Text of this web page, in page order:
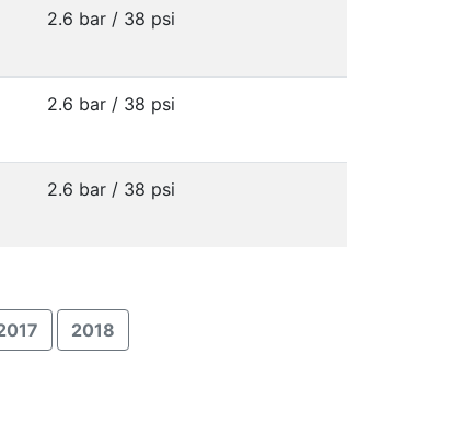
2.6 bar / 38 psi
2.6 bar / 38 psi
2.6 bar / 38 psi
2018